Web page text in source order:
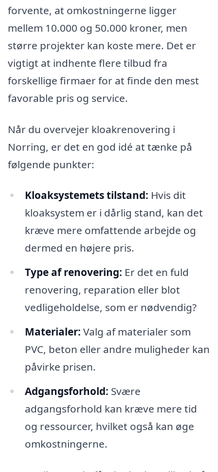
forvente, at omkostningerne ligger
mellem 10.000 og 50.000 kroner, men
større projekter kan koste mere. Det er
vigtigt at indhente flere tilbud fra
forskellige firmaer for at finde den mest
favorable pris og service.
Når du overvejer kloakrenovering i
Norring, er det en god idé at tænke på
følgende punkter:
Kloaksystemets tilstand: Hvis dit
kloaksystem er i dårlig stand, kan det
kræve mere omfattende arbejde og
dermed en højere pris.
Type af renovering: Er det en fuld
renovering, reparation eller blot
vedligeholdelse, som er nødvendig?
Materialer: Valg af materialer som
PVC, beton eller andre muligheder kan
påvirke prisen.
Adgangsforhold: Svære
adgangsforhold kan kræve mere tid
og ressourcer, hvilket også kan øge
omkostningerne.